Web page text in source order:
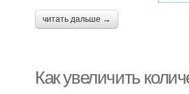
читать дальше →
Как увеличить